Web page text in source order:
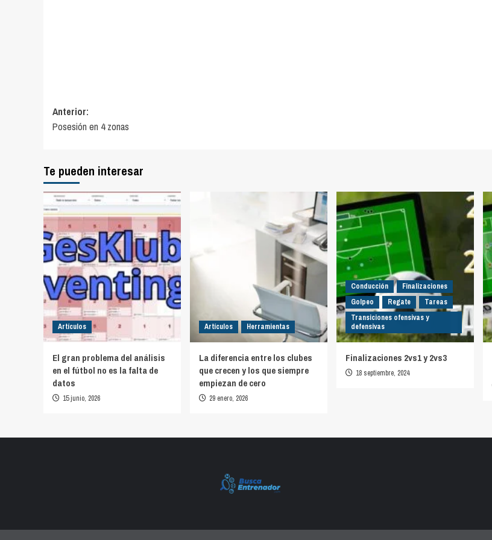
Navegación
de
Anterior:
Posesión en 4 zonas
Te pueden interesar
Artículos
El gran problema del análisis
en el fútbol no es la falta de
datos
15 junio, 2026
Artículos Herramientas
La diferencia entre los clubes
que crecen y los que siempre
empiezan de cero
29 enero, 2026
Conducción
Finalizaciones
Golpeo
Regate
Tareas
Transiciones ofensivas y
defensivas
Finalizaciones 2vs1 y 2vs3
18 septiembre, 2024